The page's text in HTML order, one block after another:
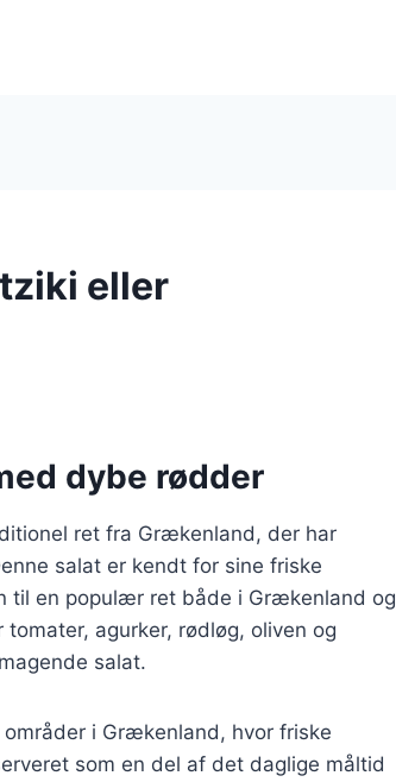
eller
dybe rødder
ret fra Grækenland, der har
salat er kendt for sine friske
til en populær ret både i Grækenland og
agurker, rødløg, oliven og
salat.
i Grækenland, hvor friske
som en del af det daglige måltid